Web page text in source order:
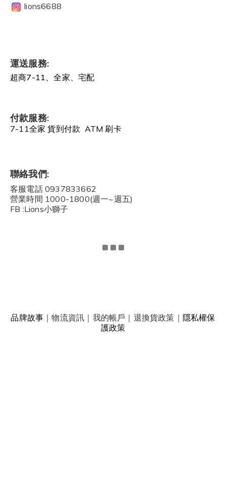
lions6688
運送服務:
超商7-11、全家、宅配
付款服務:
7-11全家 貨到付款 ATM 刷卡
聯絡我們:
客服電話 0937833662
營業時間 1000-1800(週一~週五)
FB :Lions小獅子
品牌故事 ｜物流資訊 ｜ 我的帳戶 ｜ 退換貨政策 ｜ 隱私權保
護政策